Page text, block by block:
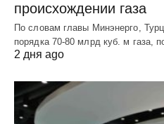
происхождении газа
По словам главы Минэнерго,
порядка 70-80 млрд куб. м газа,
2 дня ago